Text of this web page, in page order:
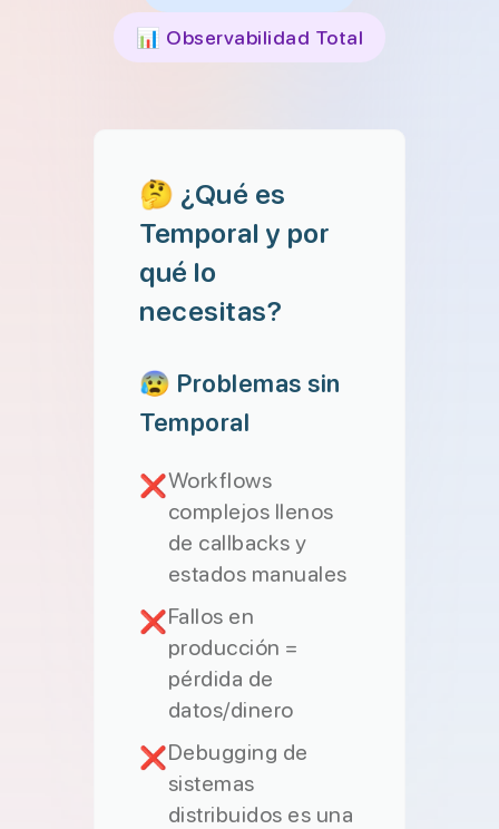
📊 Observabilidad Total
🤔 ¿Qué es
Temporal y por
qué lo
necesitas?
😰 Problemas sin
Temporal
❌Workflows
complejos llenos
de callbacks y
estados manuales
❌Fallos en
producción =
pérdida de
datos/dinero
❌Debugging de
sistemas
distribuidos es una